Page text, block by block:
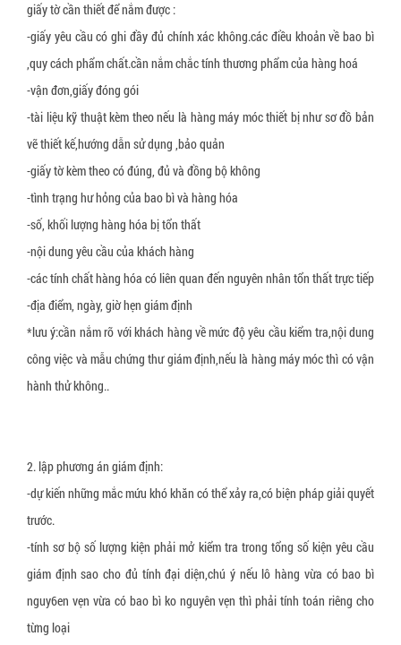
giấy tờ cần thiết để nắm được :
-giấy yêu cầu có ghi đầy đủ chính xác không.các điều khoản về bao bì
,quy cách phẩm chất.cần nắm chắc tính thương phẩm của hàng hoá
-vận đơn,giấy đóng gói
-tài liệu kỹ thuật kèm theo nếu là hàng máy móc thiết bị như sơ đồ bản
vẽ thiết kế,hướng dẫn sử dụng ,bảo quản
-giấy tờ kèm theo có đúng, đủ và đồng bộ không
-tình trạng hư hỏng của bao bì và hàng hóa
-số, khối lượng hàng hóa bị tổn thất
-nội dung yêu cầu của khách hàng
-các tính chất hàng hóa có liên quan đến nguyên nhân tổn thất trực tiếp
-địa điểm, ngày, giờ hẹn giám định
*lưu ý:cần nắm rõ với khách hàng về mức độ yêu cầu kiểm tra,nội dung
công việc và mẫu chứng thư giám định,nếu là hàng máy móc thì có vận
hành thử không..
2. lập phương án giám định:
-dự kiến những mắc mứu khó khăn có thể xảy ra,có biện pháp giải quyết
trước.
-tính sơ bộ số lượng kiện phải mở kiểm tra trong tổng số kiện yêu cầu
giám định sao cho đủ tính đại diện,chú ý nếu lô hàng vừa có bao bì
nguy6en vẹn vừa có bao bì ko nguyên vẹn thì phải tính toán riêng cho
từng loại